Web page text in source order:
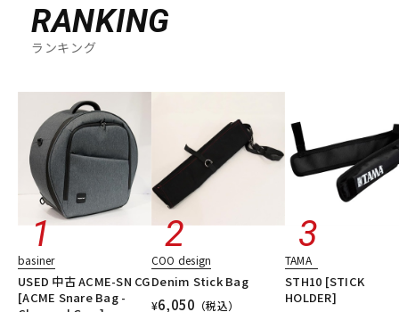
RANKING
ランキング
basiner
USED 中古 ACME-SN CG
[ACME Snare Bag -
COO design
Denim Stick Bag
¥6,050 （税込）
TAMA
STH10 [STICK
HOLDER]